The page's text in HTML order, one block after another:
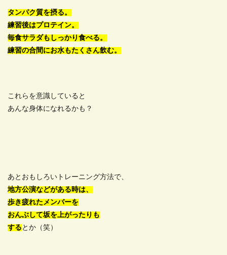
タンパク質を摂る。
練習後はプロテイン。
毎食サラダもしっかり食べる。
練習の合間にお水もたくさん飲む。
これらを意識していると
あんな身体になれるかも？
あとおもしろいトレーニング方法で、
地方公演などがある時は、
歩き疲れたメンバーを
おんぶして坂を上がったりも
する とか（笑）